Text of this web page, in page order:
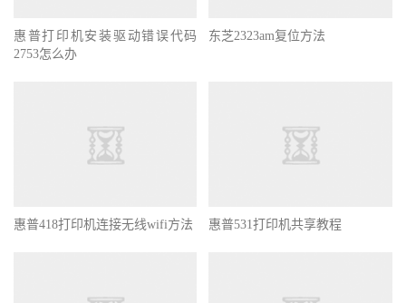
惠普打印机安装驱动错误代码
2753怎么办
东芝2323am复位方法
惠普418打印机连接无线wifi方法 惠普531打印机共享教程